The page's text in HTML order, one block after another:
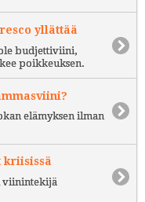
yllättää
budjettiviini,
poikkeuksen.
elämyksen ilman
viinintekijä